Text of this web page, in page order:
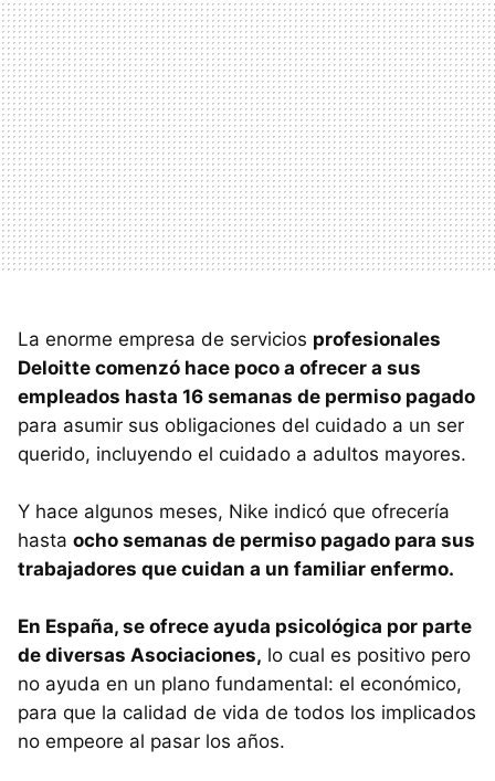
La enorme empresa de servicios profesionales
Deloitte comenzó hace poco a ofrecer a sus
empleados hasta 16 semanas de permiso pagado
para asumir sus obligaciones del cuidado a un ser
querido, incluyendo el cuidado a adultos mayores.
Y hace algunos meses, Nike indicó que ofrecería
hasta ocho semanas de permiso pagado para sus
trabajadores que cuidan a un familiar enfermo.
En España, se ofrece ayuda psicológica por parte
de diversas Asociaciones, lo cual es positivo pero
no ayuda en un plano fundamental: el económico,
para que la calidad de vida de todos los implicados
no empeore al pasar los años.